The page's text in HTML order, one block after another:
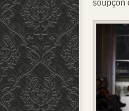
soupçon